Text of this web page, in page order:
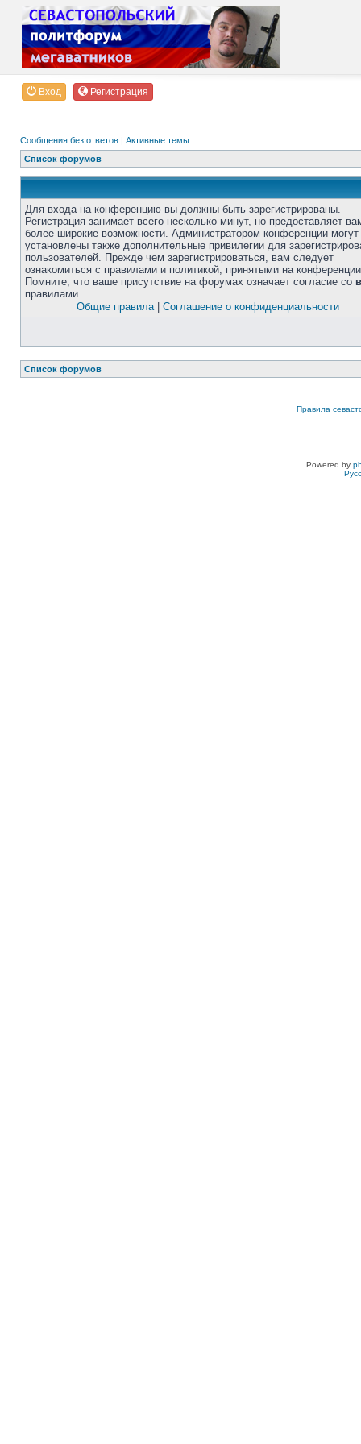
Вход Регистрация
Сообщения без ответов | Активные темы
Список форумов
Для входа на конференцию вы должны быть зарегистрированы.
Регистрация занимает всего несколько минут, но предоставляет
более широкие возможности. Администратором конференции
установлены также дополнительные привилегии для
пользователей. Прежде чем зарегистрироваться, вам следует
ознакомиться с правилами и политикой, принятыми на
Помните, что ваше присутствие на форумах означает согласие со
правилами.
Общие правила| Соглашение о конфиденциальности
Список форумов
Правила
Powered by